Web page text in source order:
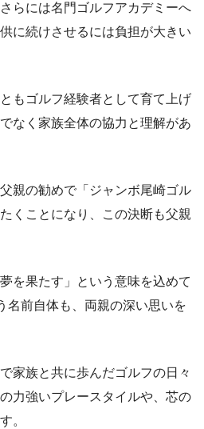
らには名門ゴルフアカデミーへ
に続けさせるには負担が大きい
もゴルフ経験者として育て上げ
なく家族全体の協力と理解があ
親の勧めで「ジャンボ尾崎ゴル
くことになり、この決断も父親
を果たす」という意味を込めて
名前自体も、両親の深い思いを
家族と共に歩んだゴルフの日々
力強いプレースタイルや、芯の
。